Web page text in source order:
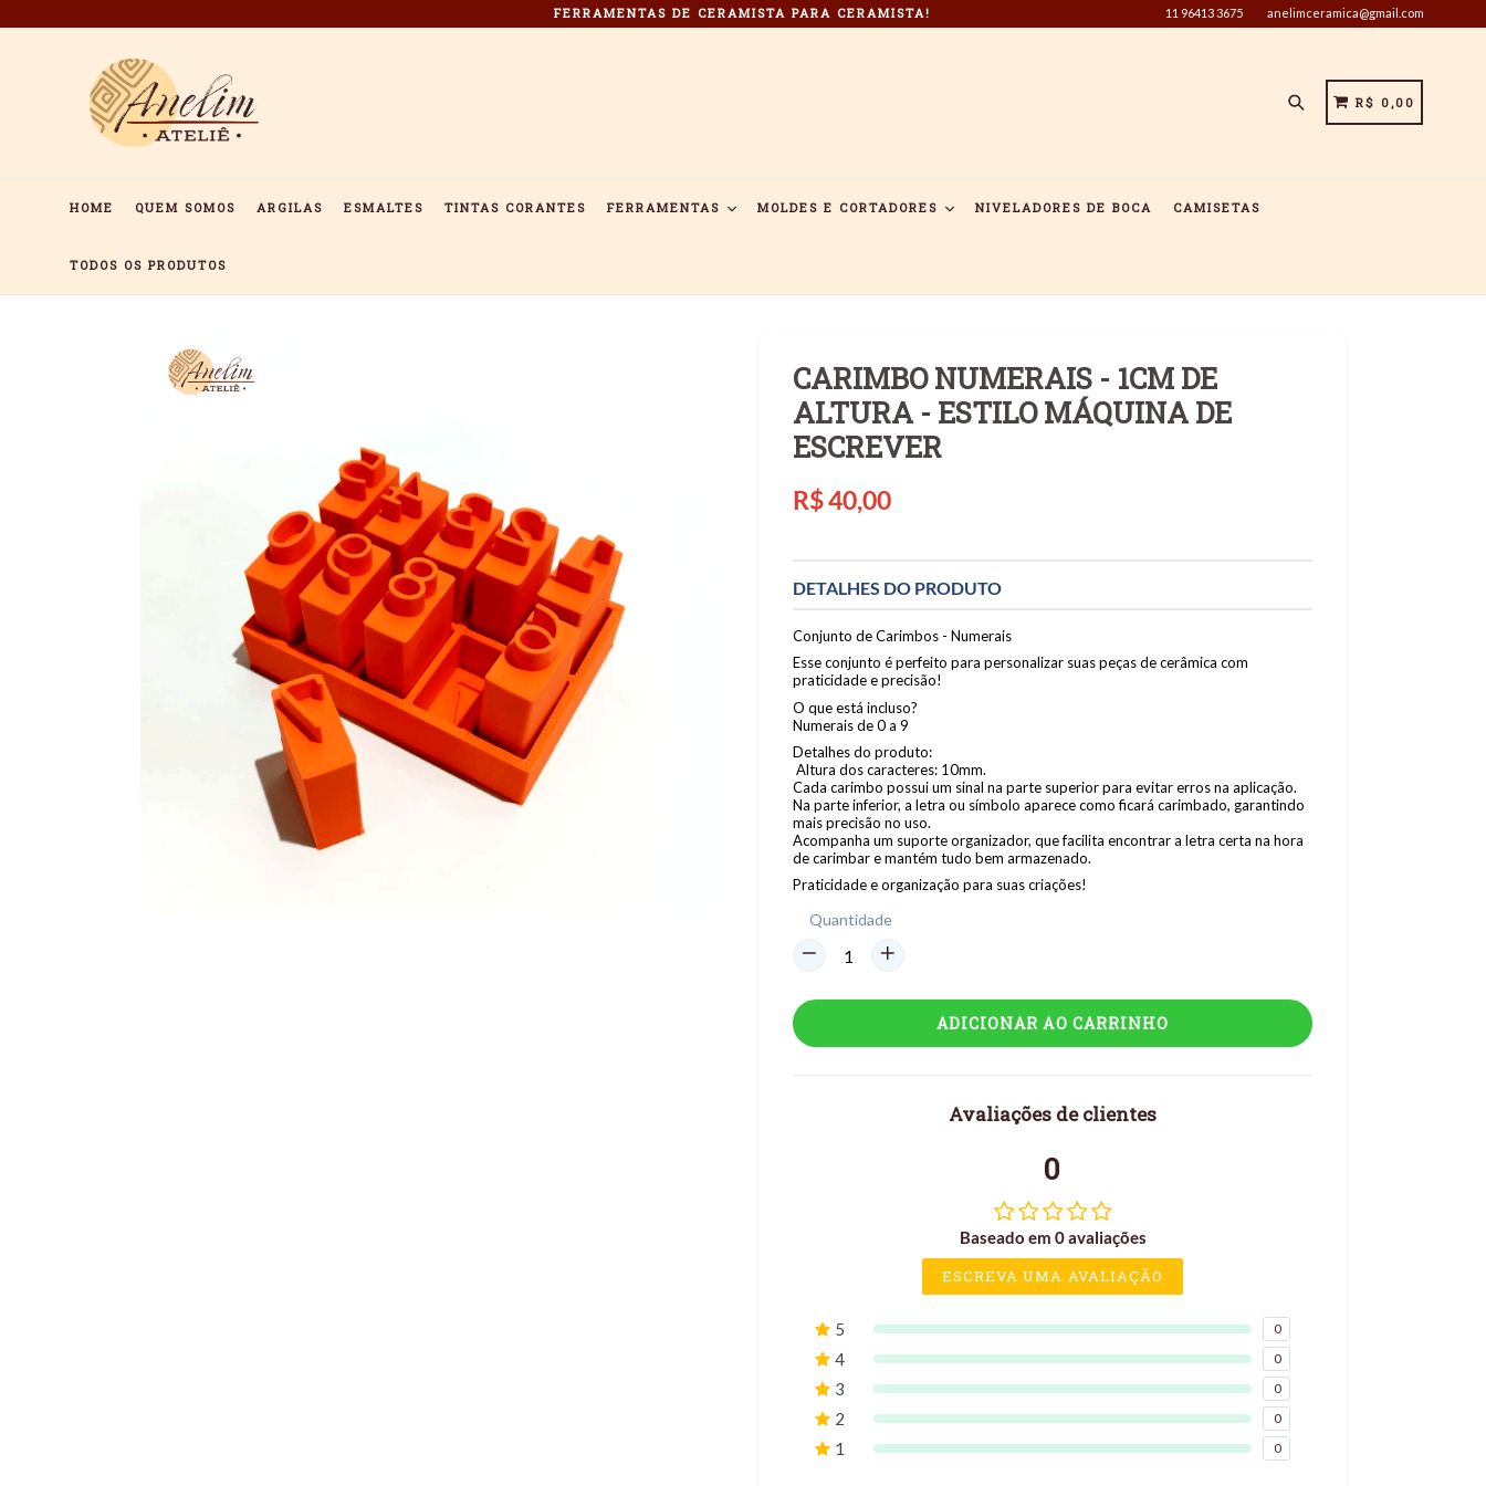
FERRAMENTAS DE CERAMISTA PARA CERAMISTA! 11 96413 3675 anelimceramica@gmail.com
PesquisarCARRINHO
CARRINHO
R$ 0,00
HOME QUEM SOMOS ARGILAS ESMALTES TINTAS CORANTES FERRAMENTAS MOLDES E CORTADORES NIVELADORES DE BOCA CAMISETAS
TODOS OS PRODUTOS
CARIMBO NUMERAIS - 1CM DE
ALTURA - ESTILO MÁQUINA DE
ESCREVER
Preço
R$ 40,00
DETALHES DO PRODUTO
Conjunto de Carimbos - Numerais
Esse conjunto é perfeito para personalizar suas peças de cerâmica com
praticidade e precisão!
O que está incluso?
Numerais de 0 a 9
Detalhes do produto:
Altura dos caracteres: 10mm.
Cada carimbo possui um sinal na parte superior para evitar erros na aplicação.
Na parte inferior, a letra ou símbolo aparece como ficará carimbado, garantindo
mais precisão no uso.
Acompanha um suporte organizador, que facilita encontrar a letra certa na hora
de carimbar e mantém tudo bem armazenado.
Praticidade e organização para suas criações!
Quantidade
ADICIONAR AO CARRINHO
Avaliações de clientes
0
Baseado em 0 avaliações
ESCREVA UMA AVALIAÇÃO
5 0
4 0
3 0
2 0
1 0